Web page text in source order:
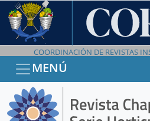
COORDINACIÓN DE REVISTAS
MENÚ